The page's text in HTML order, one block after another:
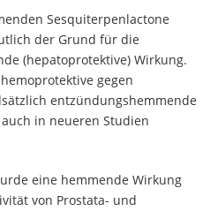
Sesquiterpenlactone
der Grund für die
(hepatoprotektive) Wirkung.
gegen
entzündungshemmende
in neueren Studien
eine hemmende Wirkung
von Prostata- und